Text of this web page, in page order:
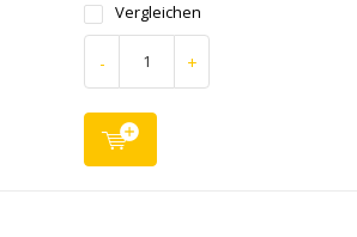
Vergleichen
- +